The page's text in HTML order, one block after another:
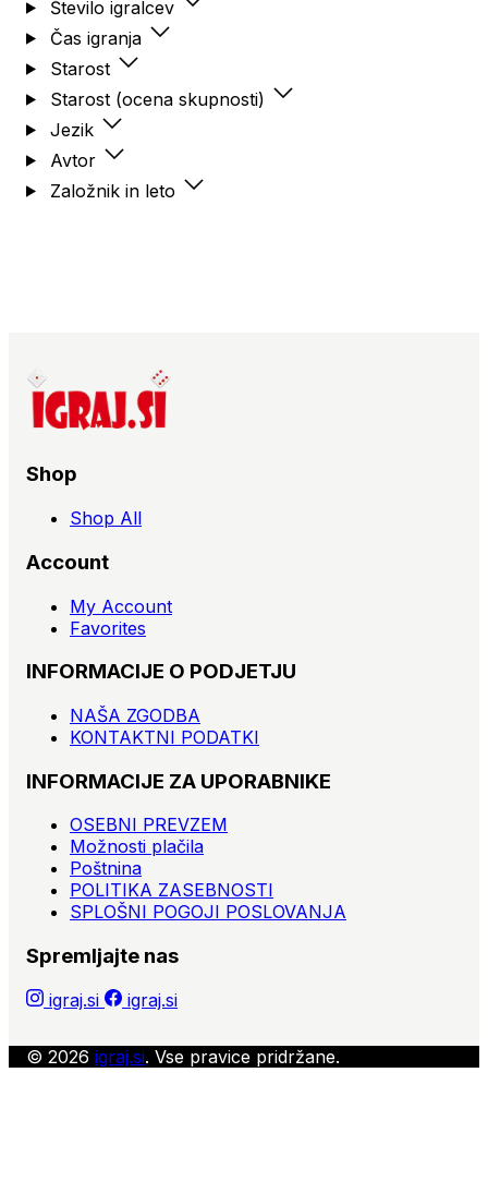
Število igralcev
Čas igranja
Starost
Starost (ocena skupnosti)
Jezik
Avtor
Založnik in leto
Shop
Shop All
Account
My Account
Favorites
INFORMACIJE O PODJETJU
NAŠA ZGODBA
KONTAKTNI PODATKI
INFORMACIJE ZA UPORABNIKE
OSEBNI PREVZEM
Možnosti plačila
Poštnina
POLITIKA ZASEBNOSTI
SPLOŠNI POGOJI POSLOVANJA
Spremljajte nas
igraj.si igraj.si
© 2026 igraj.si. Vse pravice pridržane.